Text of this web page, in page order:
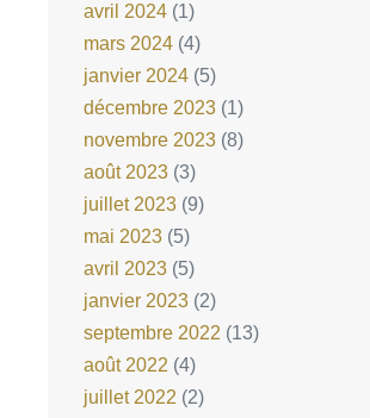
avril 2024 (1)
mars 2024 (4)
janvier 2024 (5)
décembre 2023 (1)
novembre 2023 (8)
août 2023 (3)
juillet 2023 (9)
mai 2023 (5)
avril 2023 (5)
janvier 2023 (2)
septembre 2022 (13)
août 2022 (4)
juillet 2022 (2)